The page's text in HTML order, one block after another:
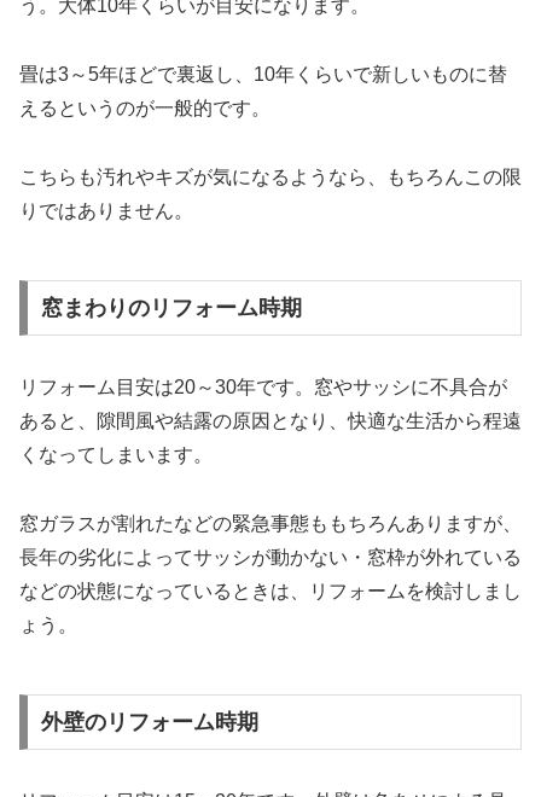
う。大体10年くらいが目安になります。
畳は3～5年ほどで裏返し、10年くらいで新しいものに替
えるというのが一般的です。
こちらも汚れやキズが気になるようなら、もちろんこの限
りではありません。
窓まわりのリフォーム時期
リフォーム目安は20～30年です。窓やサッシに不具合が
あると、隙間風や結露の原因となり、快適な生活から程遠
くなってしまいます。
窓ガラスが割れたなどの緊急事態ももちろんありますが、
長年の劣化によってサッシが動かない・窓枠が外れている
などの状態になっているときは、リフォームを検討しまし
ょう。
外壁のリフォーム時期